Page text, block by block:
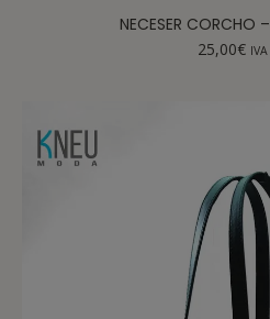
NECESER CORCHO
25,00€